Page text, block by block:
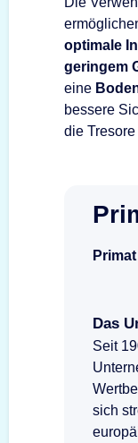
optimale
geringem
eine
bessere
die
Das
Seit
sich